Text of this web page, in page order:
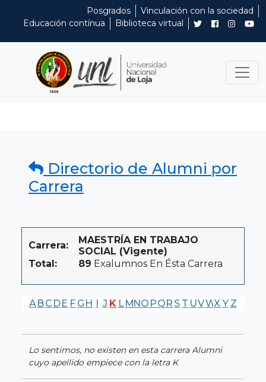
Posgrados
Vinculación con la sociedad
Educación contínua
Biblioteca virtual
Directorio de Alumni por
Carrera
Carrera:
MAESTRÍA EN TRABAJO
SOCIAL (Vigente)
Total:
89 Exalumnos En Ésta Carrera
A BC DE F G H I J K LMNO PQR S T UVWX Y Z
Lo sentimos, no existen en esta carrera Alumni
cuyo apellido empiece con la letra K